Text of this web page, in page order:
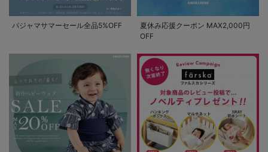
パジャマサマーセール全品5%OFF
夏休み応援クーポン MAX2,000円
OFF